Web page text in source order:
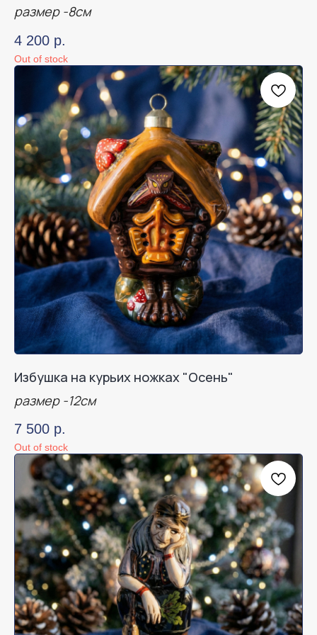
размер -8см
4 200 р.
Out of stock
Избушка на курьих ножках "Осень"
размер -12см
7 500 р.
Out of stock